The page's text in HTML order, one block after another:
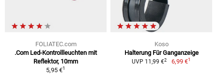
FOLIATEC.com
.Com Led-Kontrollleuchten mit
Reflektor, 10mm
5,95 €1
Koso
Halterung Für Ganganzeige
UVP 11,99 €2 6,99 €1